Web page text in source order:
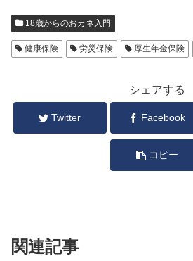
18歳からのおカネ入門
健康保険 労災保険 厚生年金保険
シェアする
Twitter Facebook
コピー
関連記事